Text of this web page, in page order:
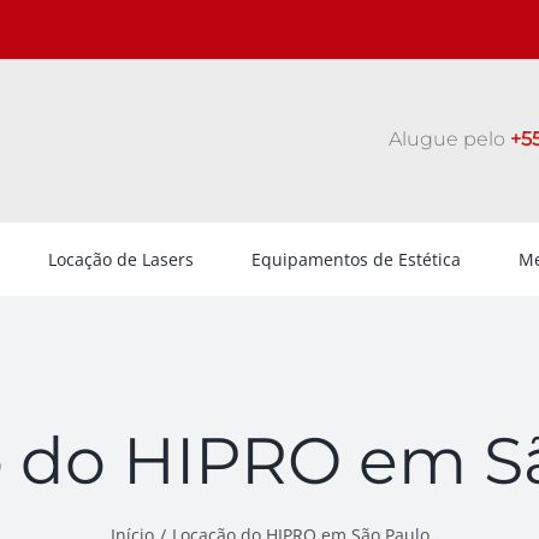
Alugue pelo
Locação de Lasers Equipamentos de Estética
do HIPRO em